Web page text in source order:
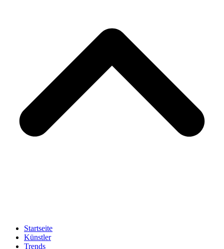
Startseite
Künstler
Trends